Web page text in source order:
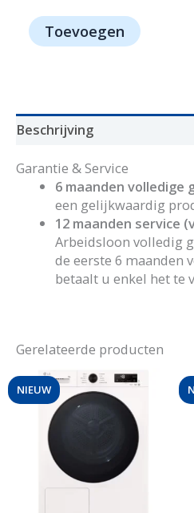
1062 Toevoegen
Beschrijving
Garantie & Service
6 maanden volledige
een gelijkwaardig
12 maanden service
Arbeidsloon volledig
de eerste 6 maanden
betaalt u enkel het te
Gerelateerde producten
NIEUW